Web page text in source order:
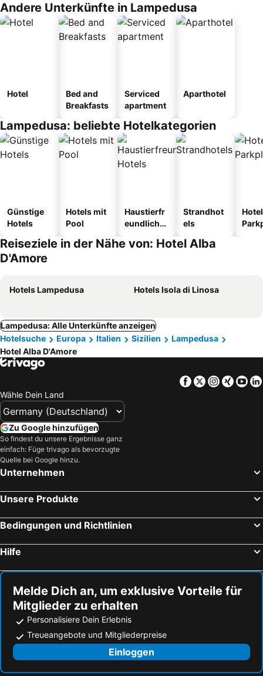
Andere Unterkünfte in Lampedusa
Hotel
Bed and
Breakfasts
Serviced
apartment
Aparthotel
Lampedusa: beliebte Hotelkategorien
Günstige
Hotels
Hotels mit
Pool
Haustierfr
eundliche
Strandhot
els
Reiseziele in der Nähe von: Hotel Alba
D'Amore
Hotels Lampedusa Hotels Isola di Linosa
Lampedusa: Alle Unterkünfte anzeigen
Hotelsuche
Europa Italien Sizilien
Lampedusa
Hotel Alba D'Amore
Facebook
TwitterXing
Wähle Dein Land
Zu Google hinzufügen
So findest du unsere Ergebnisse ganz
einfach: Füge trivago als bevorzugte
Quelle bei Google hinzu.
Unternehmen
Unsere Produkte
Bedingungen und Richtlinien
Hilfe
Melde Dich an, um exklusive Vorteile für
Mitglieder zu erhalten
Personalisiere Dein Erlebnis
Treueangebote und Mitgliederpreise
Einloggen